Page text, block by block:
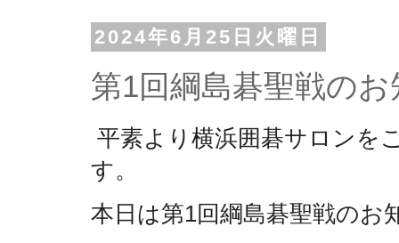
2024年6月25日火曜日
第1回綱島碁聖戦の
平素より横浜囲碁サロンを
す。
本日は第1回綱島碁聖戦のお